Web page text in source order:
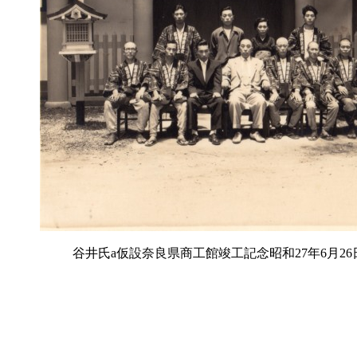
谷井氏a仮設奈良県商工館竣工記念昭和27年6月26